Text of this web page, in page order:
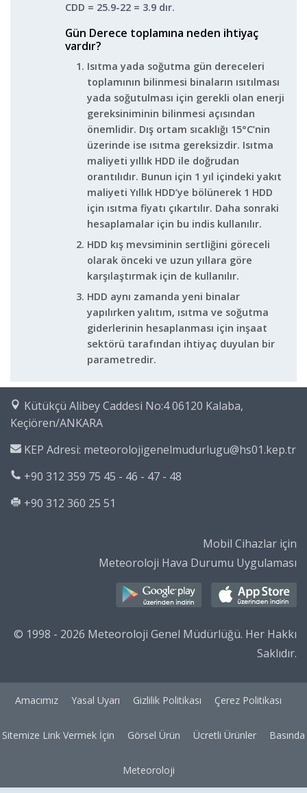
CDD = 25.9-22 = 3.9 dır.
Gün Derece toplamına neden ihtiyaç
vardır?
Isıtma yada soğutma gün dereceleri
toplamının bilinmesi binaların ısıtılması
yada soğutulması için gerekli olan enerji
gereksiniminin bilinmesi açısından
önemlidir. Dış ortam sıcaklığı 15°C’nin
üzerinde ise ısıtma gereksizdir. Isıtma
maliyeti yıllık HDD ile doğrudan
orantılıdır. Bunun için 1 yıl içindeki yakıt
maliyeti Yıllık HDD’ye bölünerek 1 HDD
için ısıtma fiyatı çıkartılır. Daha sonraki
hesaplamalar için bu indis kullanılır.
HDD kış mevsiminin sertliğini göreceli
olarak önceki ve uzun yıllara göre
karşılaştırmak için de kullanılır.
HDD aynı zamanda yeni binalar
yapılırken yalıtım, ısıtma ve soğutma
giderlerinin hesaplanması için inşaat
sektörü tarafından ihtiyaç duyulan bir
parametredir.
Kütükçü Alibey Caddesi No:4 06120 Kalaba,
Keçiören/ANKARA
KEP Adresi: meteorolojigenelmudurlugu@hs01.kep.tr
+90 312 359 75 45 - 46 - 47 - 48
+90 312 360 25 51
Mobil Cihazlar için
Meteoroloji Hava Durumu Uygulaması
© 1998 - 2026 Meteoroloji Genel Müdürlüğü. Her Hakkı
Saklıdır.
Amacımız Yasal Uyarı Gizlilik Politikası Çerez Politikası
Sitemize Link Vermek İçin Görsel Ürün Ücretli Ürünler Basında
Meteoroloji